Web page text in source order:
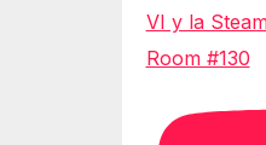
VI y la
Room #130